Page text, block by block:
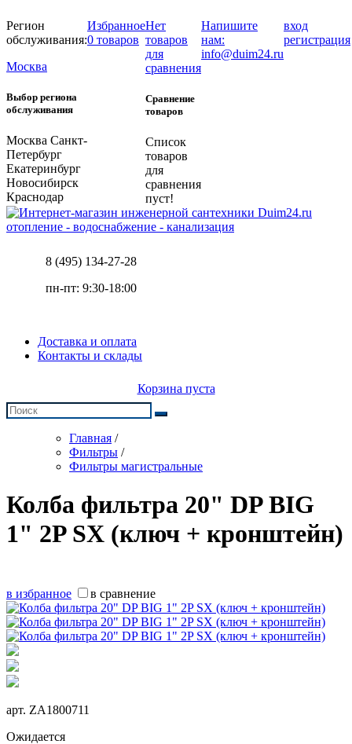
Регион
обслуживания:
Москва
Выбор региона
обслуживания
Москва Санкт-
Петербург
Екатеринбург
Новосибирск
Краснодар
Избранное
0 товаров
Нет
товаров
для
сравнения
Сравнение
товаров
Список
товаров
для
сравнения
пуст!
Напишите
нам:
info@duim24.ru
вход
регистрация
отопление - водоснабжение - канализация
8 (495) 134-27-28
пн-пт: 9:30-18:00
Доставка и оплата
Контакты и склады
Корзина пуста
Главная /
Фильтры /
Фильтры магистральные
Колба фильтра 20" DP BIG
1" 2P SX (ключ + кронштейн)
в избранное в сравнение
арт. ZA1800711
Ожидается